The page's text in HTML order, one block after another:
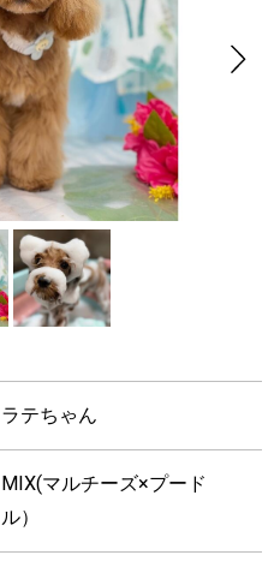
ラテちゃん
MIX(マルチーズ×プード
ル）